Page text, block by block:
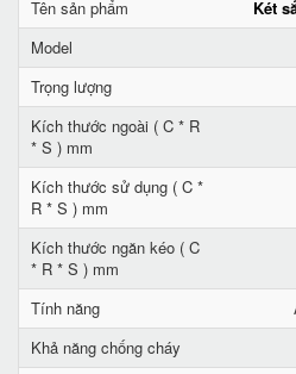
Tên sản phẩm
Két
Model
Trọng lượng
Kích thước ngoài ( C * R
* S ) mm
Kích thước sử dụng ( C *
R * S ) mm
Kích thước ngăn kéo ( C
* R * S ) mm
Tính năng
Khả năng chống cháy